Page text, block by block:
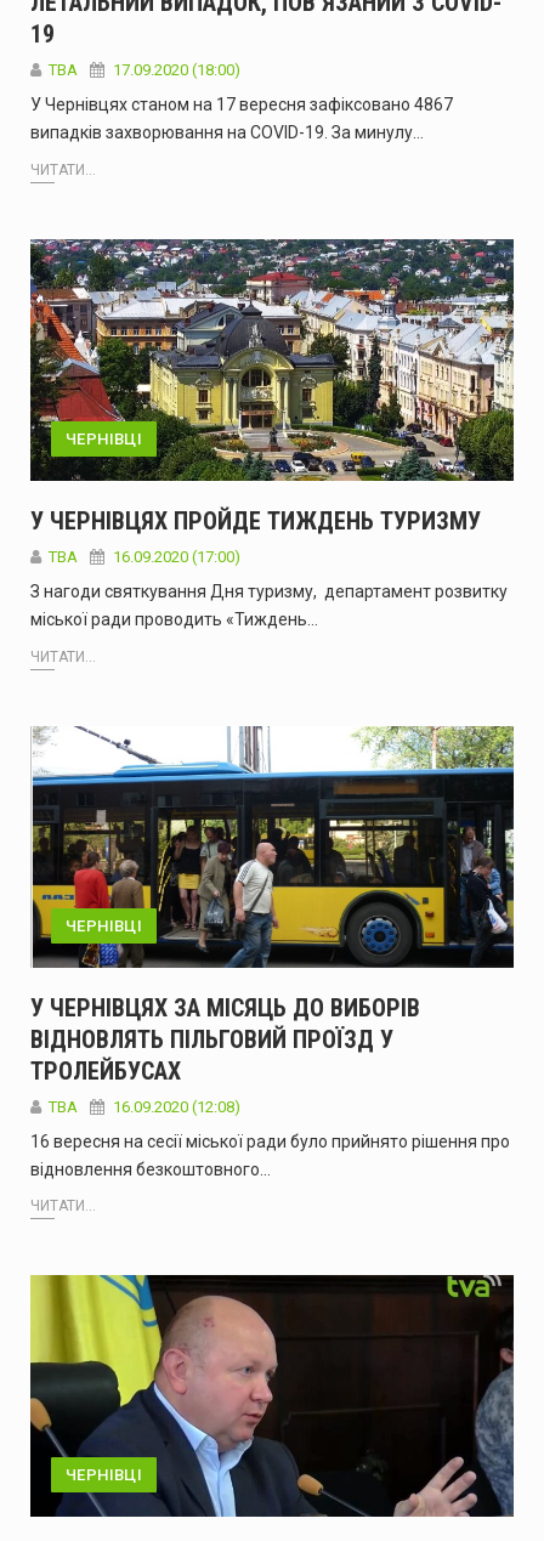
19
TBA 17.09.2020 (18:00)
У Чернівцях станом на 17 вересня зафіксовано 4867
випадків захворювання на COVID-19. За минулу…
ЧИТАТИ...
ЧЕРНІВЦІ
У ЧЕРНІВЦЯХ ПРОЙДЕ ТИЖДЕНЬ ТУРИЗМУ
TBA 16.09.2020 (17:00)
З нагоди святкування Дня туризму, департамент розвитку
міської ради проводить «Тиждень…
ЧИТАТИ...
ЧЕРНІВЦІ
У ЧЕРНІВЦЯХ ЗА МІСЯЦЬ ДО ВИБОРІВ
ВІДНОВЛЯТЬ ПІЛЬГОВИЙ ПРОЇЗД У
ТРОЛЕЙБУСАХ
TBA 16.09.2020 (12:08)
16 вересня на сесії міської ради було прийнято рішення про
відновлення безкоштовного…
ЧИТАТИ...
ЧЕРНІВЦІ